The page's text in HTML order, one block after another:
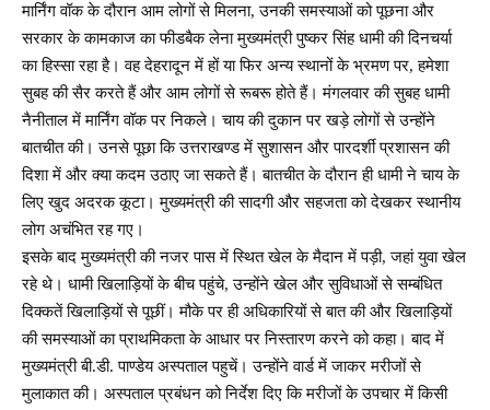
मार्निंग वॉक के दौरान आम लोगों से मिलना, उनकी समस्याओं को पूछना और
सरकार के कामकाज का फीडबैक लेना मुख्यमंत्री पुष्कर सिंह धामी की दिनचर्या
का हिस्सा रहा है। वह देहरादून में हों या फिर अन्य स्थानों के भ्रमण पर, हमेशा
सुबह की सैर करते हैं और आम लोगों से रूबरू होते हैं। मंगलवार की सुबह धामी
नैनीताल में मार्निंग वॉक पर निकले। चाय की दुकान पर खड़े लोगों से उन्होंने
बातचीत की। उनसे पूछा कि उत्तराखण्ड में सुशासन और पारदर्शी प्रशासन की
दिशा में और क्या कदम उठाए जा सकते हैं। बातचीत के दौरान ही धामी ने चाय के
लिए खुद अदरक कूटा। मुख्यमंत्री की सादगी और सहजता को देखकर स्थानीय
लोग अचंभित रह गए।
इसके बाद मुख्यमंत्री की नजर पास में स्थित खेल के मैदान में पड़ी, जहां युवा खेल
रहे थे। धामी खिलाड़ियों के बीच पहुंचे, उन्होंने खेल और सुविधाओं से सम्बंधित
दिक्कतें खिलाड़ियों से पूछीं। मौके पर ही अधिकारियों से बात की और खिलाड़ियों
की समस्याओं का प्राथमिकता के आधार पर निस्तारण करने को कहा। बाद में
मुख्यमंत्री बी.डी. पाण्डेय अस्पताल पहुचें। उन्होंने वार्ड में जाकर मरीजों से
मुलाकात की। अस्पताल प्रबंधन को निर्देश दिए कि मरीजों के उपचार में किसी